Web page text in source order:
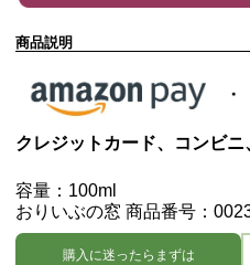
商品説明
クレジットカード、コンビ
容量：100ml
おりいぶの窓 商品番号：
購入に迷ったらまずは